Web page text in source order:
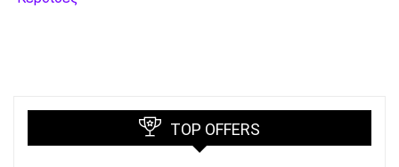
TOP OFFERS